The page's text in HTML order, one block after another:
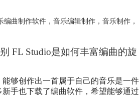
编曲制作软件， 音乐编辑制作， 音乐制作，
FL Studio是如何丰富编曲的旋
够创作出一首属于自己的音乐是一件
手也下载了编曲软件，希望能够通过